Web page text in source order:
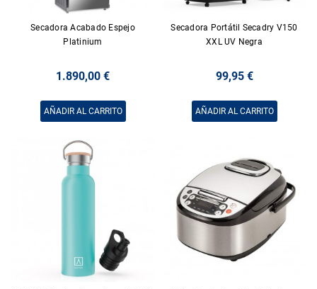
Secadora Acabado Espejo
Platinium
1.890,00 €
AÑADIR AL CARRITO
Secadora Portátil Secadry V150
XXL UV Negra
99,95 €
AÑADIR AL CARRITO